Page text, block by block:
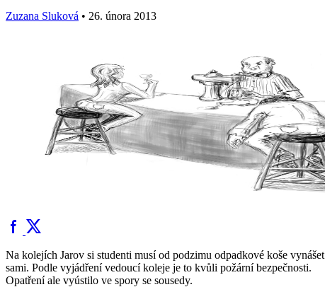
Zuzana Sluková • 26. února 2013
Na kolejích Jarov si studenti musí od podzimu odpadkové koše vynášet
sami. Podle vyjádření vedoucí koleje je to kvůli požární bezpečnosti.
Opatření ale vyústilo ve spory se sousedy.